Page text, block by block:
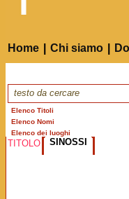
Home Chi siamo
Elenco Titoli
Elenco Nomi
Elenco dei luoghi
TITOLO SINOSSI